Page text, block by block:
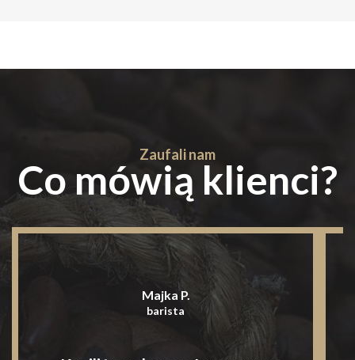
Zaufali nam
Co mówią klienci?
Majka P.
barista